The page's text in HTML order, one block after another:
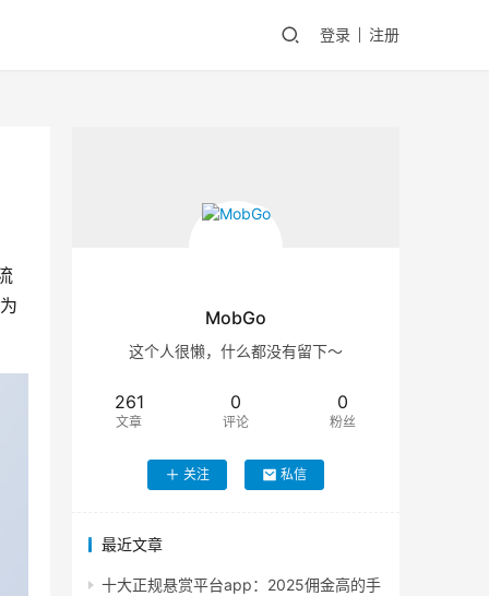
登录 注册
MobGo
这个人很懒，什么都没有留下～
261
文章
0
评论
0
粉丝
关注 私信
最近文章
十大正规悬赏平台app：2025佣金高的手